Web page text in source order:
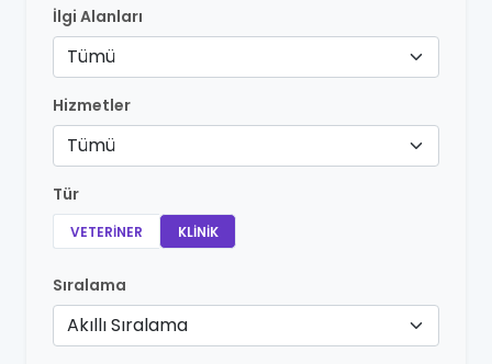
İlgi Alanları
Tümü
Hizmetler
Tümü
Tür
VETERINER KLINIK
Sıralama
Akıllı Sıralama